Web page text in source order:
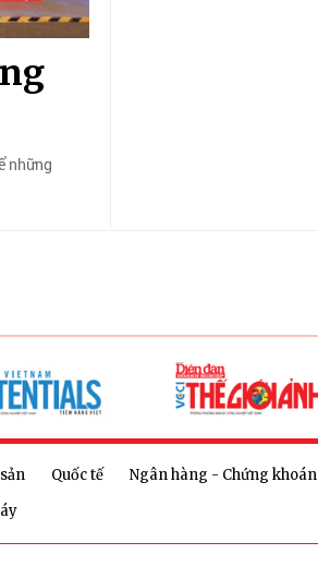
những
Quốc tế Ngân hàng - Chứng khoán